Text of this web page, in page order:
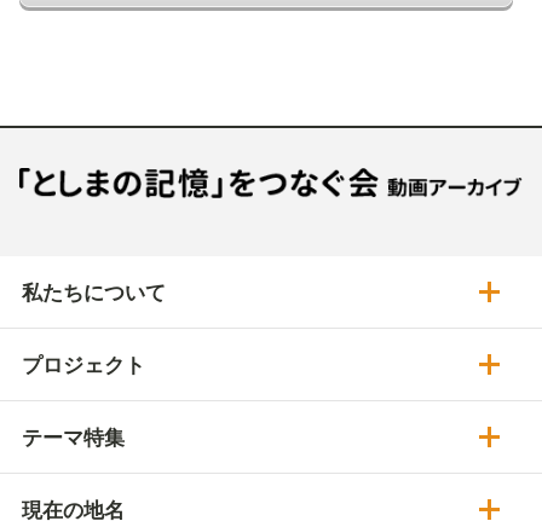
私たちについて
プロジェクト
テーマ特集
現在の地名